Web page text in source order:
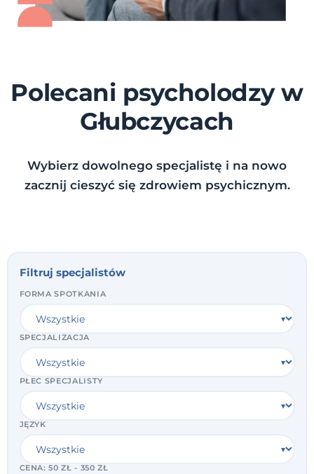
Polecani psycholodzy w
Głubczycach
Wybierz dowolnego specjalistę i na nowo
zacznij cieszyć się zdrowiem psychicznym.
Filtruj specjalistów
FORMA SPOTKANIA
SPECJALIZACJA
PŁEĆ SPECJALISTY
JĘZYK
CENA:50 ZŁ - 350 ZŁ